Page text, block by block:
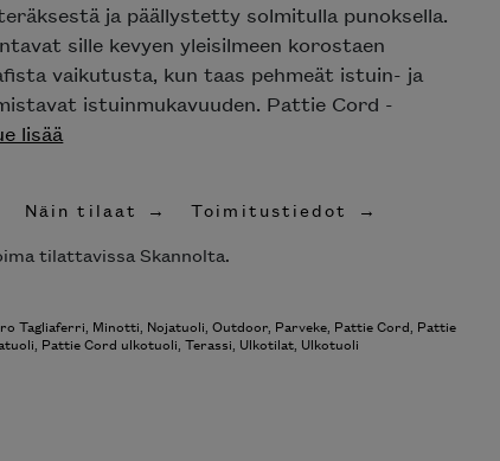
ja päällystetty solmitulla punoksella.
sille kevyen yleisilmeen korostaen
vaikutusta, kun taas pehmeät istuin- ja
istuinmukavuuden. Pattie Cord -
lisää
Näin tilaat
Toimitustiedot
tilattavissa Skannolta.
Tagliaferri, Minotti, Nojatuoli,Outdoor, Parveke, Pattie Cord, Pattie
, Pattie Cord ulkotuoli,Terassi, Ulkotilat, Ulkotuoli